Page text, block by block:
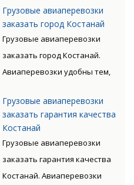
либо машиной. Но стоимость
окупается преимуществами
авиаперевозок.
время клиента. Грузы
доставляются быстро, без
излишних остановок. Цену
такого вида перевозки
дороже, чем доставка морем
либо машиной. Но стоимость
окупается преимуществами
авиаперевозок.
Грузовые авиаперевозки
заказать город Костанай
Грузовые авиаперевозки
заказать город Костанай.
Авиаперевозки удобны тем,
время клиента. Грузы
доставляются быстро, без
дороже, чем доставка морем
Грузовые авиаперевозки
заказать гарантия качества
Костанай
Грузовые авиаперевозки
заказать гарантия качества
Костанай. Авиаперевозки